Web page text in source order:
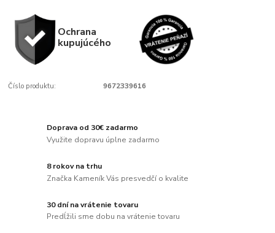
Ochrana
kupujúcého
Číslo produktu: 9672339616
Doprava od 30€ zadarmo
Využite dopravu úplne zadarmo
8 rokov na trhu
Značka Kameník Vás presvedčí o kvalite
30 dní na vrátenie tovaru
Predĺžili sme dobu na vrátenie tovaru